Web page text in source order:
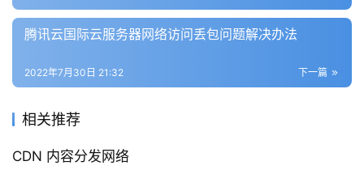
腾讯云国际云服务器网络访问丢包问题解决办法
下一篇
2022年7月30日 21:32
相关推荐
CDN 内容分发网络